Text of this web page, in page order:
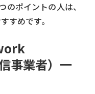
のポイントの人は、
すめです。
事業者）一